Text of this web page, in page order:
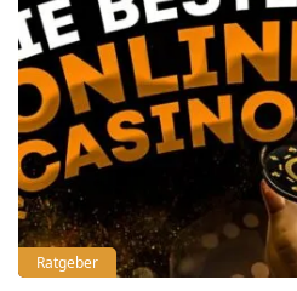
Ratgeber